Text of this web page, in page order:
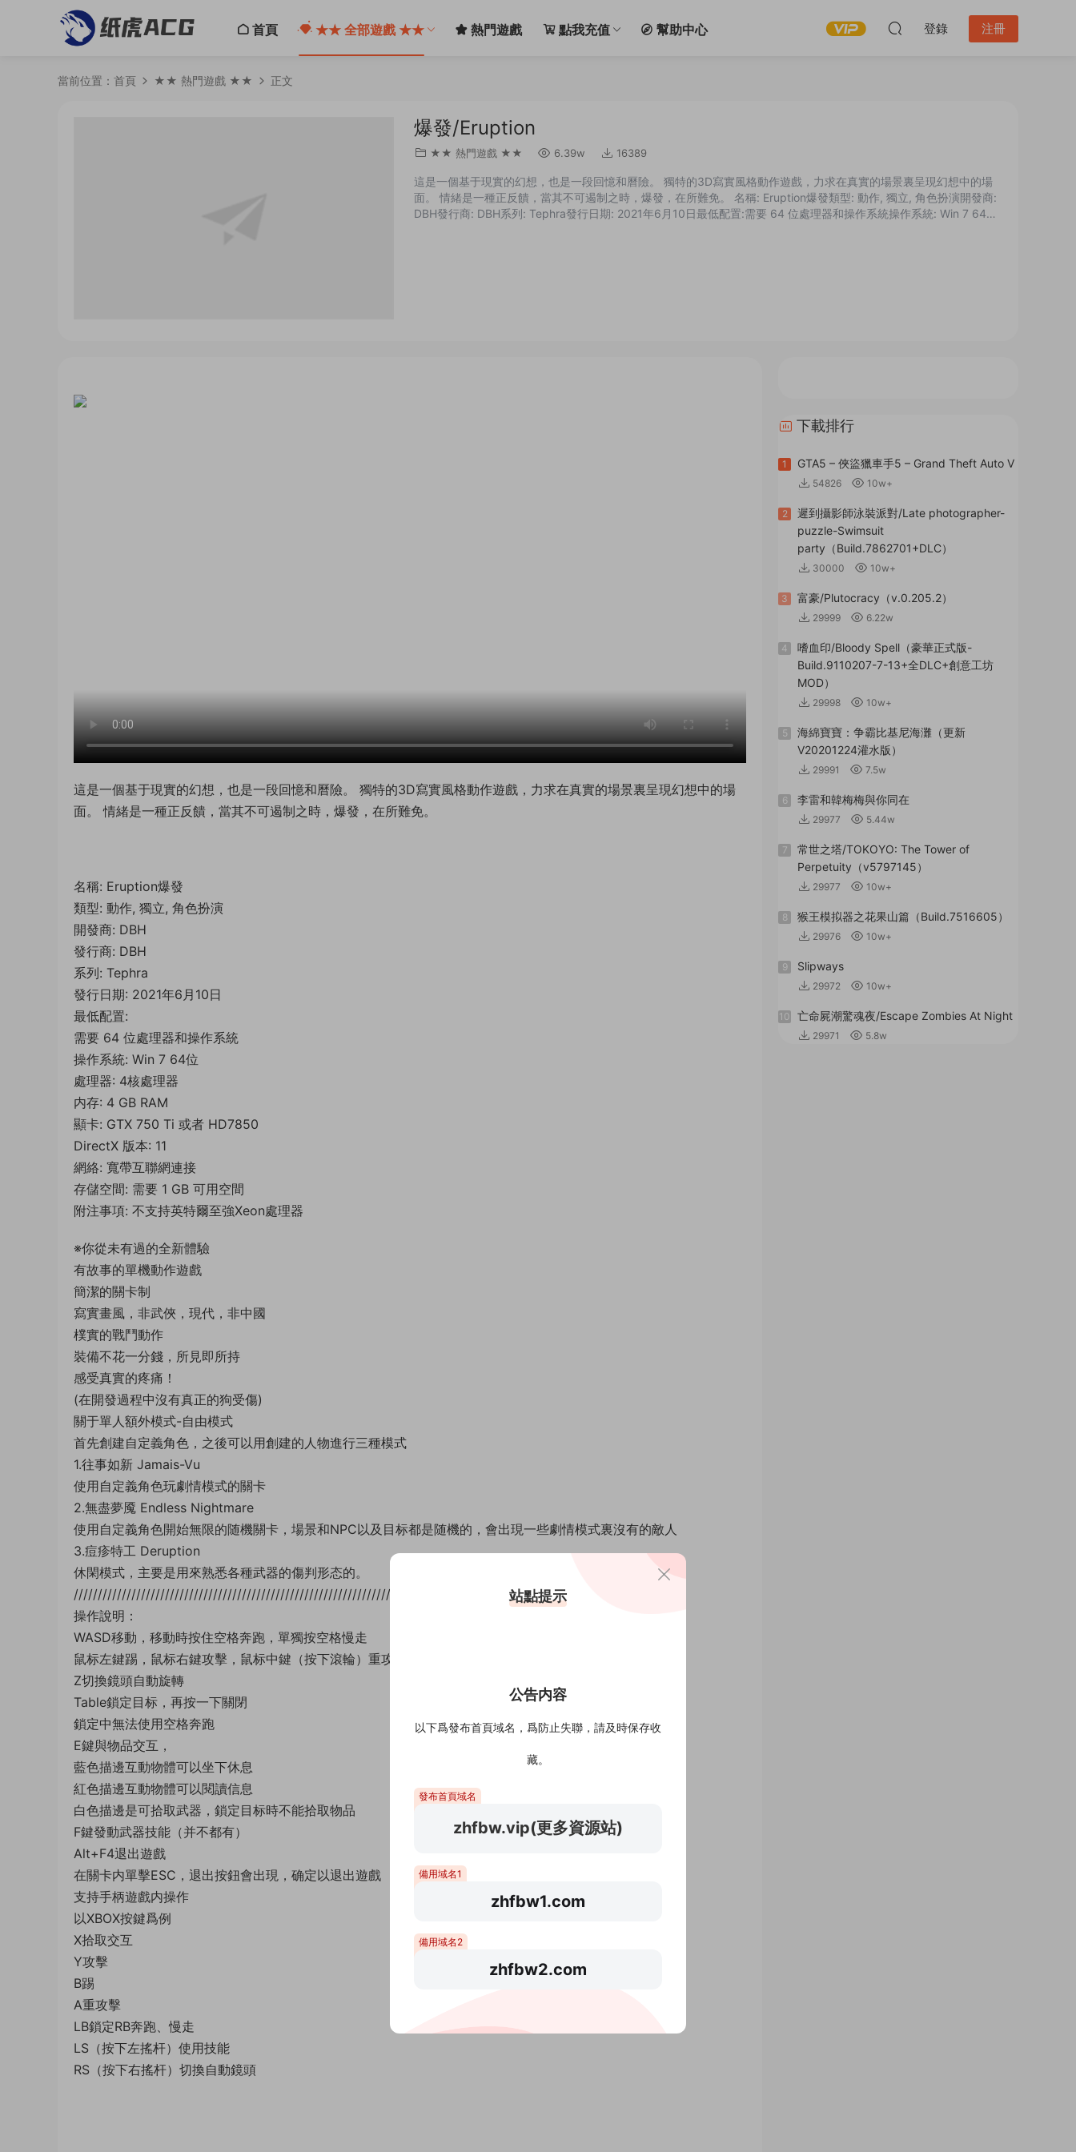
首頁 ★★ 全部遊戲 ★★ 熱門遊戲 點我充值 幫助中心 登錄 注冊
當前位置： 首頁 ★★ 熱門遊戲 ★★ 正文
爆發/Eruption
★★ 熱門遊戲 ★★ 6.39w 16389
這是一個基于現實的幻想，也是一段回憶和曆險。 獨特的3D寫實風格動作遊戲，力求在真實的場景裏呈現幻想中的場
面。 情緒是一種正反饋，當其不可遏制之時，爆發，在所難免。 名稱: Eruption爆發類型: 動作, 獨立, 角色扮演開發商:
DBH發行商: DBH系列: Tephra發行日期: 2021年6月10日最低配置:需要 64 位處理器和操作系統操作系統: Win 7 64位
這是一個基于現實的幻想，也是一段回憶和曆險。 獨特的3D寫實風格動作遊戲，力求在真實的場景裏呈現幻想中的場
面。 情緒是一種正反饋，當其不可遏制之時，爆發，在所難免。
名稱: Eruption爆發
類型: 動作, 獨立, 角色扮演
開發商: DBH
發行商: DBH
系列: Tephra
發行日期: 2021年6月10日
最低配置:
需要 64 位處理器和操作系統
操作系統: Win 7 64位
處理器: 4核處理器
内存: 4 GB RAM
顯卡: GTX 750 Ti 或者 HD7850
DirectX 版本: 11
網絡: 寬帶互聯網連接
存儲空間: 需要 1 GB 可用空間
附注事項: 不支持英特爾至強Xeon處理器
※你從未有過的全新體驗
有故事的單機動作遊戲
簡潔的關卡制
寫實畫風，非武俠，現代，非中國
樸實的戰鬥動作
裝備不花一分錢，所見即所持
感受真實的疼痛！
(在開發過程中沒有真正的狗受傷)
關于單人額外模式-自由模式
首先創建自定義角色，之後可以用創建的人物進行三種模式
1.往事如新 Jamais-Vu
使用自定義角色玩劇情模式的關卡
2.無盡夢魇 Endless Nightmare
使用自定義角色開始無限的随機關卡，場景和NPC以及目标都是随機的，會出現一些劇情模式裏沒有的敵人
3.痘疹特工 Deruption
休閑模式，主要是用來熟悉各種武器的傷判形态的。
////////////////////////////////////////////////////////////////////////////
操作說明：
WASD移動，移動時按住空格奔跑，單獨按空格慢走
鼠标左鍵踢，鼠标右鍵攻擊，鼠标中鍵（按下滾輪）重攻擊
Z切換鏡頭自動旋轉
Table鎖定目标，再按一下關閉
鎖定中無法使用空格奔跑
E鍵與物品交互，
藍色描邊互動物體可以坐下休息
紅色描邊互動物體可以閱讀信息
白色描邊是可拾取武器，鎖定目标時不能拾取物品
F鍵發動武器技能（并不都有）
Alt+F4退出遊戲
在關卡内單擊ESC，退出按鈕會出現，确定以退出遊戲
支持手柄遊戲内操作
以XBOX按鍵爲例
X拾取交互
Y攻擊
B踢
A重攻擊
LB鎖定RB奔跑、慢走
LS（按下左搖杆）使用技能
RS（按下右搖杆）切換自動鏡頭
下載排行
1 GTA5 – 俠盜獵車手5 – Grand Theft Auto V
54826 10w+
2
遲到攝影師泳裝派對/Late photographer-
puzzle-Swimsuit
party（Build.7862701+DLC）
30000 10w+
3 富豪/Plutocracy（v.0.205.2）
29999 6.22w
4
嗜血印/Bloody Spell（豪華正式版-
Build.9110207-7-13+全DLC+創意工坊
MOD）
29998 10w+
5
海綿寶寶：争霸比基尼海灘（更新
V20201224灌水版）
29991 7.5w
6 李雷和韓梅梅與你同在
29977 5.44w
7
常世之塔/TOKOYO: The Tower of
Perpetuity（v5797145）
29977 10w+
8 猴王模拟器之花果山篇（Build.7516605）
29976 10w+
9 Slipways
29972 10w+
10 亡命屍潮驚魂夜/Escape Zombies At Night
29971 5.8w
站點提示
公告内容
以下爲發布首頁域名，爲防止失聯，請及時保存收
藏。
發布首頁域名
zhfbw.vip(更多資源站)
備用域名1
zhfbw1.com
備用域名2
zhfbw2.com